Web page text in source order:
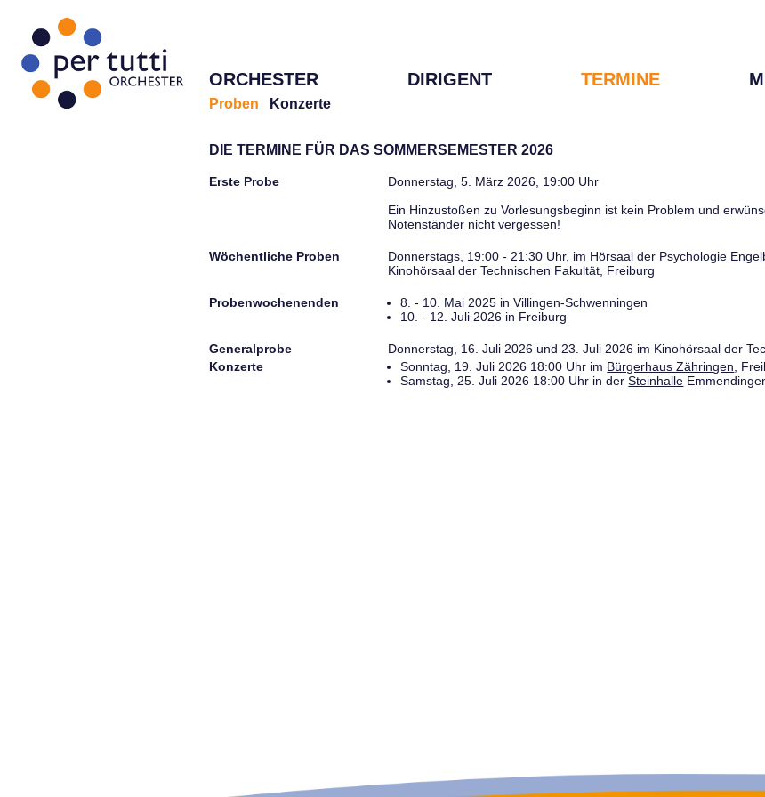
ORCHESTER DIRIGENT TERMINE
Proben Konzerte
DIE TERMINE FÜR DAS SOMMERSEMESTER 2026
Erste Probe
Donnerstag, 5. März 2026, 19:00 Uhr
Ein Hinzustoßen zu Vorlesungsbeginn ist kein Problem und
Notenständer nicht vergessen!
Wöchentliche Proben Donnerstags, 19:00 - 21:30 Uhr, im Hörsaal der Psychologie
Kinohörsaal der Technischen Fakultät, Freiburg
Probenwochenenden
8. - 10. Mai 2025 in Villingen-Schwenningen
10. - 12. Juli 2026 in Freiburg
Generalprobe
Donnerstag, 16. Juli 2026 und 23. Juli 2026 im Kinohörsaal der
Konzerte
Sonntag, 19. Juli 2026 18:00 Uhr im Bürgerhaus Zähringen ,
Samstag, 25. Juli 2026 18:00 Uhr in derSteinhalle